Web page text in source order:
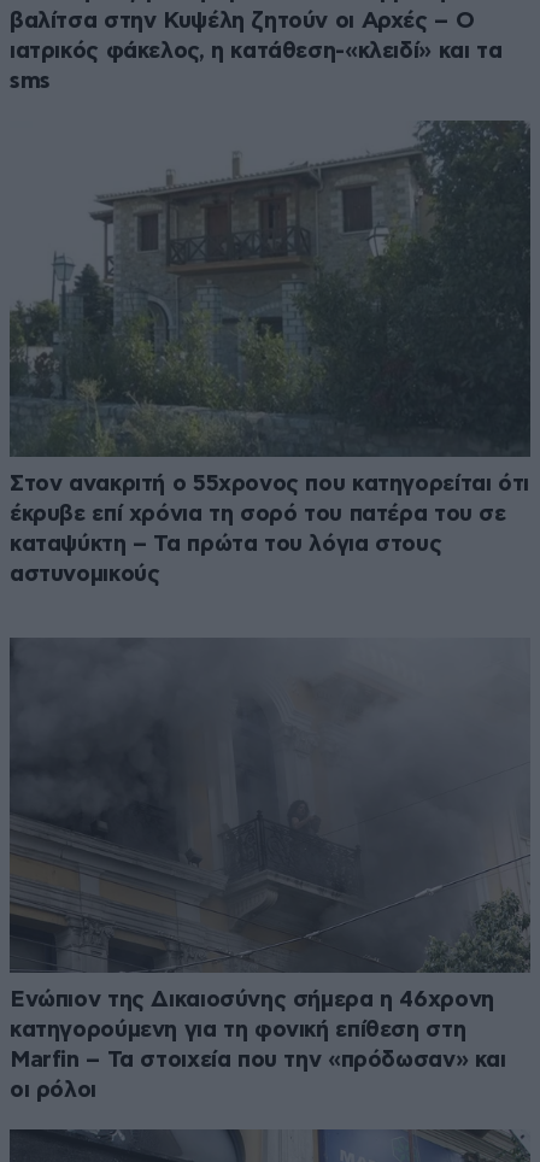
βαλίτσα στην Κυψέλη ζητούν οι Αρχές – Ο
ιατρικός φάκελος, η κατάθεση-«κλειδί» και τα
sms
Στον ανακριτή ο 55χρονος που κατηγορείται ότι
έκρυβε επί χρόνια τη σορό του πατέρα του σε
καταψύκτη – Τα πρώτα του λόγια στους
αστυνομικούς
Ενώπιον της Δικαιοσύνης σήμερα η 46χρονη
κατηγορούμενη για τη φονική επίθεση στη
Marfin – Τα στοιχεία που την «πρόδωσαν» και
οι ρόλοι